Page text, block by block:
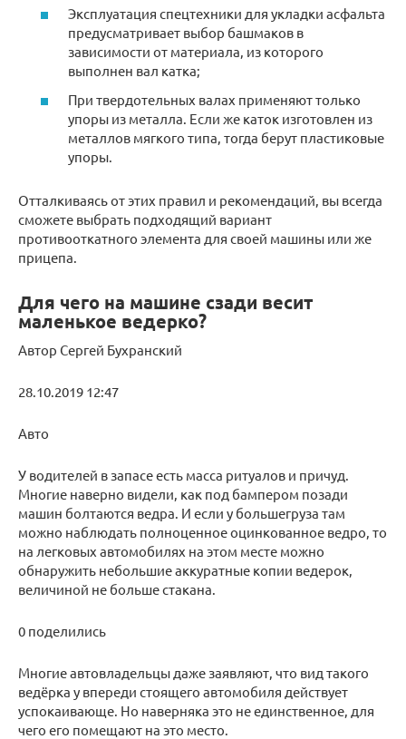
Эксплуатация спецтехники для укладки асфальта
предусматривает выбор башмаков в
зависимости от материала, из которого
выполнен вал катка;
При твердотельных валах применяют только
упоры из металла. Если же каток изготовлен из
металлов мягкого типа, тогда берут пластиковые
упоры.
Отталкиваясь от этих правил и рекомендаций, вы всегда
сможете выбрать подходящий вариант
противооткатного элемента для своей машины или же
прицепа.
Для чего на машине сзади весит
маленькое ведерко?
Автор Сергей Бухранский
28.10.2019 12:47
Авто
У водителей в запасе есть масса ритуалов и причуд.
Многие наверно видели, как под бампером позади
машин болтаются ведра. И если у большегруза там
можно наблюдать полноценное оцинкованное ведро, то
на легковых автомобилях на этом месте можно
обнаружить небольшие аккуратные копии ведерок,
величиной не больше стакана.
0 поделились
Многие автовладельцы даже заявляют, что вид такого
ведёрка у впереди стоящего автомобиля действует
успокаивающе. Но наверняка это не единственное, для
чего его помещают на это место.